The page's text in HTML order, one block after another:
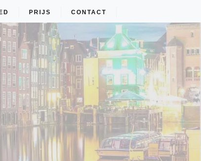
PRIJS CONTACT